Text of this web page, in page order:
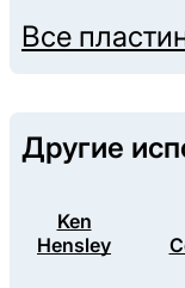
Все
Другие
Ken
Hensley